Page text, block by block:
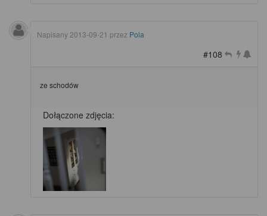
Napisany 2013-09-21 przez Pola
#108
ze schodów
Dołączone zdjęcia: